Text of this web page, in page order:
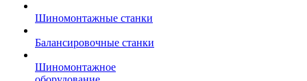
Шиномонтажные станки
Балансировочные станки
Шиномонтажное